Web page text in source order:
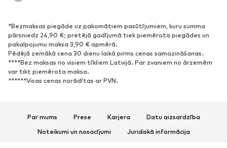
APAVI
Jaunumi
Šobrīd populāri
Brīvā laika apavi
Puszābaki
Augstpapēžu apavi
Zābaki
Atvērti apavi
Mājas apavi
Ekskluzīvi
*Bezmaksas piegāde uz pakomātiem pasūtījumiem, kuru summa
pārsniedz 24,90 €; pretējā gadījumā tiek piemērota piegādes un
pakalpojumu maksa 3,90 € apmērā.
Pēdējā zemākā cena 30 dienu laikā pirms cenas samazināšanas.
****Bez maksas no visiem tīkliem Latvijā. Par zvaniem no ārzemēm
var tikt piemērota maksa.
******Visas cenas norādītas ar PVN.
Par mums Prese Karjera
Datu aizsardzība
Noteikumi un nosacījumi
Juridiskā informācija